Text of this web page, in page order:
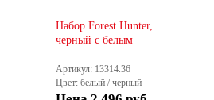
Набор Forest Hunter,
черный с белым
Артикул: 13314.36
Цвет: белый / черный